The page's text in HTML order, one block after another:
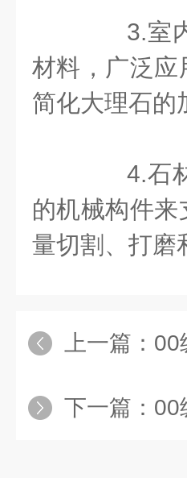
3.室内
材料，广泛应
简化大理石的
4.石材
的机械构件
量切割、打磨
上一篇： 00
下一篇： 00